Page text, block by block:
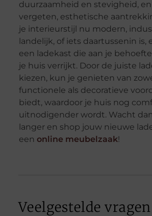
duurzaamheid en stevigheid,
vergeten, esthetische
je interieurstijl nu modern,
landelijk, of iets daartussenin is,
een ladekast die aan je
je huis verrijkt. Door de juiste
kiezen, kun je genieten van
functionele als decoratieve
biedt, waardoor je huis nog
uitnodigender wordt. Wacht
langer en shop jouw nieuwe
een online meubelzaak!
Veelgestelde vragen